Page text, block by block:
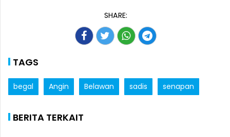
SHARE:
TAGS
begal Angin Belawan sadis senapan
BERITA TERKAIT